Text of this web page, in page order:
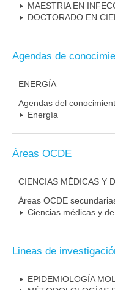
MAESTRIA EN
DOCTORADO EN
Agendas de
ENERGÍA
Agendas del
Energía
Áreas OCDE
CIENCIAS MÉDICAS Y
Áreas OCDE
Ciencias médicas y
Lineas de
EPIDEMIOLOGÍA